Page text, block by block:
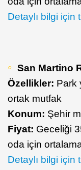
Detaylı bilgi için
San Martino
Özellikler: Park
ortak mutfak
Konum: Şehir
Fiyat: Geceliği
oda için
Detaylı bilgi için